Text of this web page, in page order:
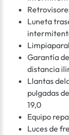
Luneta
Garantía
distancia
Llantas
pulgadas
19,0
Equipo
Luces de